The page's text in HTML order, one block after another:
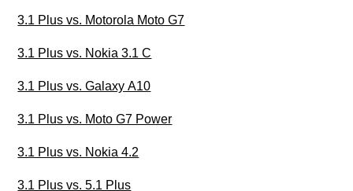
3.1 Plus vs. Motorola Moto G7
3.1 Plus vs. Nokia 3.1 C
3.1 Plus vs. Galaxy A10
3.1 Plus vs. Moto G7 Power
3.1 Plus vs. Nokia 4.2
3.1 Plus vs. 5.1 Plus